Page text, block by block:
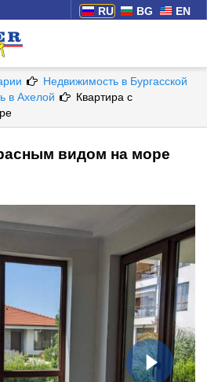
RU BG EN
Недвижимость в Бургасской
в Ахелой
Квартира с
видом на море